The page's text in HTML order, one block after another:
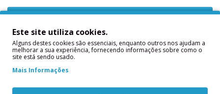
Adicionar
Descrição
16 Guardanapos Bolinhas Rosa e Rosa Foil
Este site utiliza cookies.
Alguns destes cookies são essenciais, enquanto outros nos ajudam a
melhorar a sua experiência, fornecendo informações sobre como o
site está sendo usado.
Mais Informações